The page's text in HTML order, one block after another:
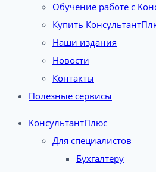
Обучение работе с
Купить
Наши издания
Новости
Контакты
Полезные сервисы
КонсультантПлюс
Для специалистов
Бухгалтеру